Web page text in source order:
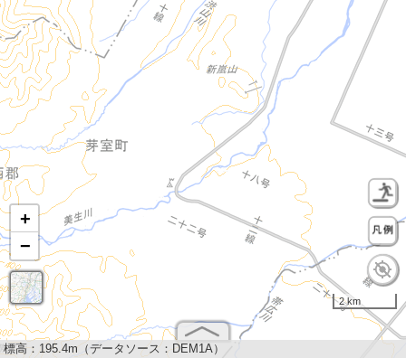
+
−
2 km
標高： 195.4m（データソース：DEM1A）